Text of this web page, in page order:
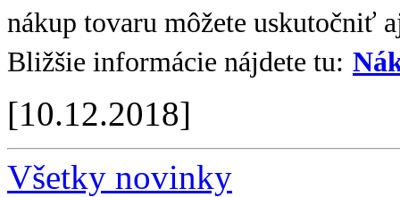
nákup tovaru môžete uskutočniť
Bližšie informácie nájdete tu:
[10.12.2018]
Všetky novinky